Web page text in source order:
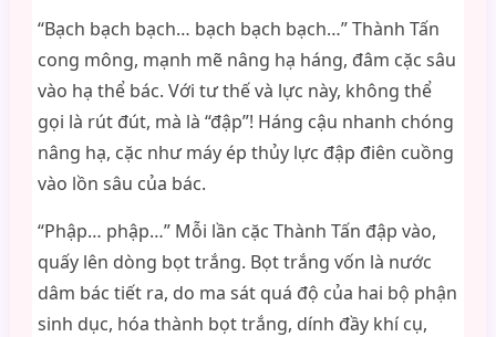
“Bạch bạch bạch… bạch bạch bạch…” Thành Tấn
cong mông, mạnh mẽ nâng hạ háng, đâm cặc sâu
vào hạ thể bác. Với tư thế và lực này, không thể
gọi là rút đút, mà là “đập”! Háng cậu nhanh chóng
nâng hạ, cặc như máy ép thủy lực đập điên cuồng
vào lồn sâu của bác.
“Phập… phập…” Mỗi lần cặc Thành Tấn đập vào,
quấy lên dòng bọt trắng. Bọt trắng vốn là nước
dâm bác tiết ra, do ma sát quá độ của hai bộ phận
sinh dục, hóa thành bọt trắng, dính đầy khí cụ,